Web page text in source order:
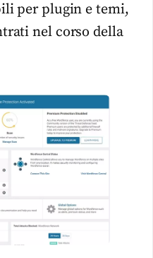
per plugin e temi,
nel corso della